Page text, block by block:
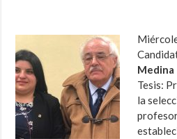
Medina
Tesis:
la